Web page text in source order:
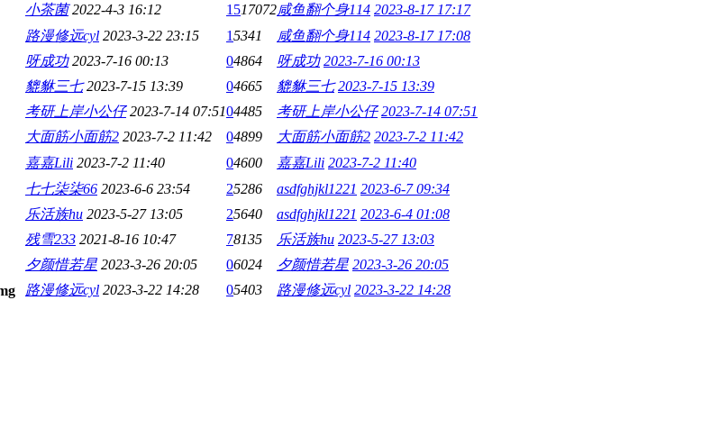
小茶菌 2022-4-3 16:12 1517072咸鱼翻个身114 2023-8-17 17:17
路漫修远cyl 2023-3-22 23:15 15341 咸鱼翻个身114 2023-8-17 17:08
呀成功 2023-7-16 00:13 04864 呀成功 2023-7-16 00:13
貔貅三七 2023-7-15 13:39 04665 貔貅三七 2023-7-15 13:39
考研上岸小公仔 2023-7-14 07:5104485 考研上岸小公仔 2023-7-14 07:51
大面筋小面筋2 2023-7-2 11:42 04899 大面筋小面筋2 2023-7-2 11:42
嘉嘉Lili 2023-7-2 11:40 04600 嘉嘉Lili 2023-7-2 11:40
七七柒柒66 2023-6-6 23:54 25286 asdfghjkl1221 2023-6-7 09:34
乐活族hu 2023-5-27 13:05 25640 asdfghjkl1221 2023-6-4 01:08
残雪233 2021-8-16 10:47 78135 乐活族hu 2023-5-27 13:03
夕颜惜若星 2023-3-26 20:05 06024 夕颜惜若星 2023-3-26 20:05
路漫修远cyl 2023-3-22 14:28 05403 路漫修远cyl 2023-3-22 14:28